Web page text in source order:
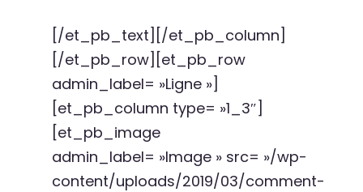
[/et_pb_text][/et_pb_column]
[/et_pb_row][et_pb_row
admin_label= »Ligne »]
[et_pb_column type= »1_3″]
[et_pb_image
admin_label= »Image » src= »/wp-
content/uploads/2019/03/comment-